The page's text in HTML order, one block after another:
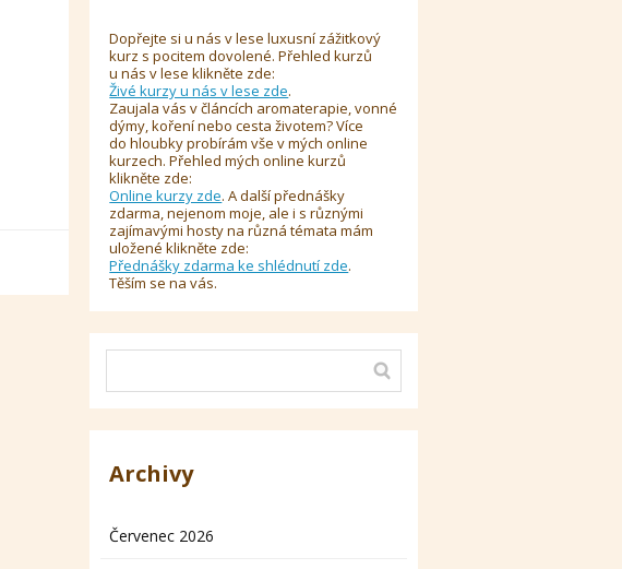
Dopřejte si u nás v lese luxusní zážitkový
kurz s pocitem dovolené. Přehled kurzů
u nás v lese klikněte zde:
Živé kurzy u nás v lese zde.
Zaujala vás v článcích aromaterapie, vonné
dýmy, koření nebo cesta životem? Více
do hloubky probírám vše v mých online
kurzech. Přehled mých online kurzů
klikněte zde:
Online kurzy zde. A další přednášky
zdarma, nejenom moje, ale i s různými
zajímavými hosty na různá témata mám
uložené klikněte zde:
Přednášky zdarma ke shlédnutí zde.
Těším se na vás.
Archivy
Červenec 2026